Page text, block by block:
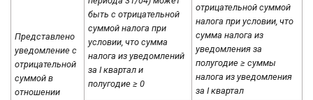
Представлено
уведомление с
отрицательной
суммой в
отношении
быть с отрицательной
суммой налога при
условии, что сумма
налога из уведомлений
за I квартал и
полугодие ≥ 0
отрицательной суммой
налога при условии, что
сумма налога из
уведомления за
полугодие ≥ суммы
налога из уведомления
за I квартал